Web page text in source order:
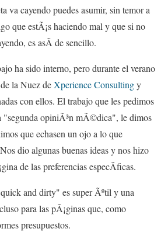
va cayendo puedes asumir, sin temor a
que estÃ¡s haciendo mal y que si no
es asÃ­ de sencillo.
ha sido interno, pero durante el verano
la Nuez deXperience Consultingy
con ellos. El trabajo que les pedimos
"segunda opiniÃ³n mÃ©dica", le dimos
que echasen un ojo a lo que
dio algunas buenas ideas y nos hizo
de las preferencias especÃ­ficas.
and dirty" es super Ãºtil y una
para las pÃ¡ginas que, como
presupuestos.